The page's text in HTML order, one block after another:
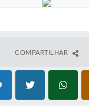
COMPARTILHAR